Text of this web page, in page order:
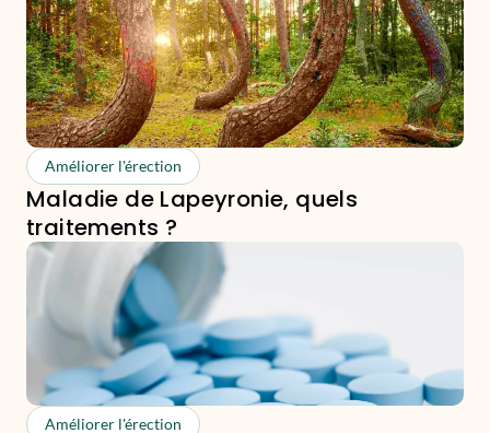
Améliorer l'érection
Maladie de Lapeyronie, quels
traitements ?
Améliorer l'érection